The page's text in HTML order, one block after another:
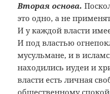
Вторая основа.
это одно, а не
И у каждой власти
И под властью
мусульмане, и в
находились иудеи и
власти есть личная